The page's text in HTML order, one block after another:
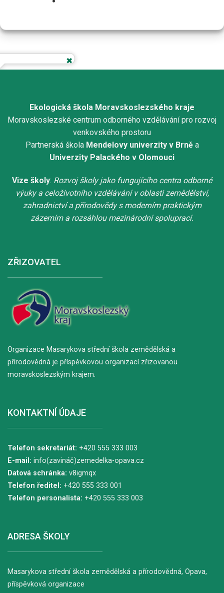
Ekologická škola Moravskoslezského kraje
Moravskoslezské centrum odborného vzdělávání pro rozvoj
venkovského prostoru
Partnerská škola Mendelovy univerzity v Brněa
Univerzity Palackého v Olomouci
Vize školy: Rozvoj školy jako fungujícího centra odborné
výuky a celoživotního vzdělávání v oblasti zemědělství,
zahradnictví a přírodovědy s moderním praktickým
zázemím a rozsáhlou mezinárodní spoluprací.
ZŘIZOVATEL
Organizace Masarykova střední škola zemědělská a
přírodovědná je příspěvkovou organizací zřizovanou
moravskoslezským krajem.
KONTAKTNÍ ÚDAJE
Telefon sekretariát: +420 555 333 003
E-mail: info(zavináč)zemedelka-opava.cz
Datová schránka: v8igmqx
Telefon ředitel: +420 555 333 001
Telefon personalista: +420 555 333 003
ADRESA ŠKOLY
Masarykova střední škola zemědělská a přírodovědná, Opava,
příspěvková organizace